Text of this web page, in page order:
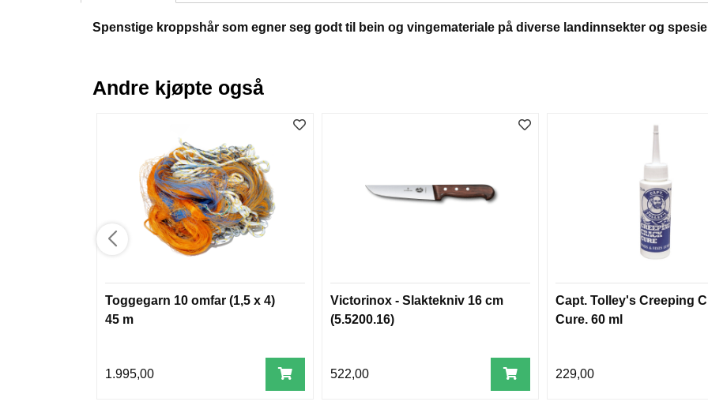
Spenstige kroppshår som egner seg godt til bein og vingemateriale på diverse landinnsekter og
Andre kjøpte også
Toggegarn 10 omfar (1,5 x 4)
45 m
1.995,00
Victorinox - Slaktekniv 16 cm
(5.5200.16)
522,00
Capt. Tolley's Creeping
Cure. 60 ml
229,00